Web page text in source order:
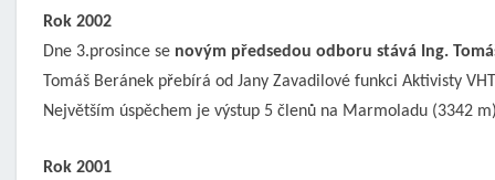
Rok 2002
Dne 3.prosince se novým předsedou odboru stává Ing.
Tomáš Beránek přebírá od Jany Zavadilové funkci Aktivisty
Největším úspěchem je výstup 5 členů na Marmoladu (3342
Rok 2001